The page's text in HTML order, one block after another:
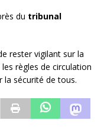
du tribunal
rester vigilant sur la
règles de circulation
sécurité de tous.